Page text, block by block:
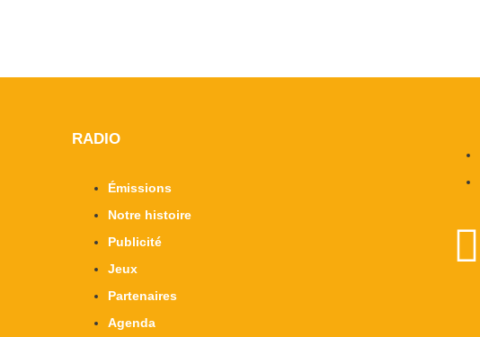
RADIO
Émissions
Notre histoire
Publicité
Jeux
Partenaires
Agenda